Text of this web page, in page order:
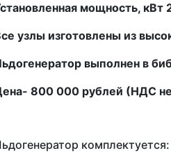
мощность, кВт
узлы изготовлены из
выполнен в
800 000 рублей (НДС не
комплектуется: